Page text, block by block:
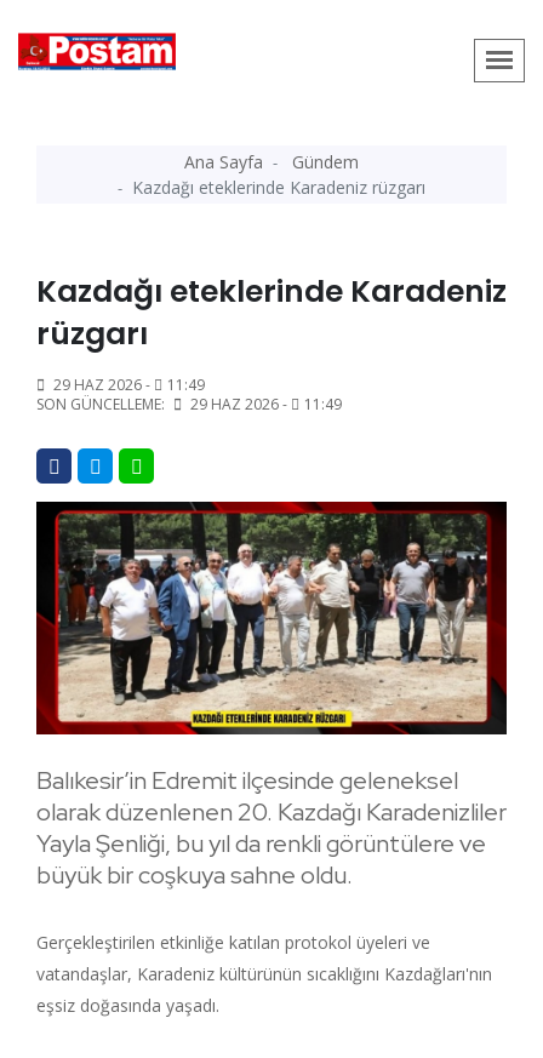
Ana Sayfa
Gündem
Kazdağı eteklerinde Karadeniz rüzgarı
Kazdağı eteklerinde Karadeniz
rüzgarı
29 HAZ 2026 -
11:49
SON GÜNCELLEME:
29 HAZ 2026 - 11:49
Balıkesir’in Edremit ilçesinde geleneksel
olarak düzenlenen 20. Kazdağı Karadenizliler
Yayla Şenliği, bu yıl da renkli görüntülere ve
büyük bir coşkuya sahne oldu.
Gerçekleştirilen etkinliğe katılan protokol üyeleri ve
vatandaşlar, Karadeniz kültürünün sıcaklığını Kazdağları'nın
eşsiz doğasında yaşadı.